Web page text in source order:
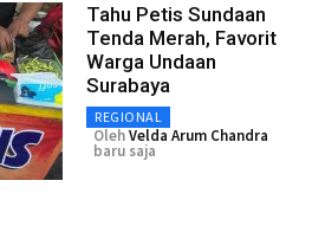
Tahu Petis Sundaan
Tenda Merah, Favorit
Warga Undaan
Surabaya
REGIONAL
OlehVelda Arum Chandra
baru saja